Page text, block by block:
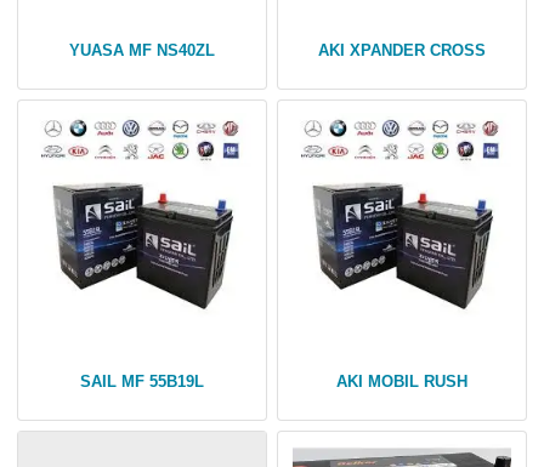
YUASA MF NS40ZL AKI XPANDER CROSS
SAIL MF 55B19L AKI MOBIL RUSH